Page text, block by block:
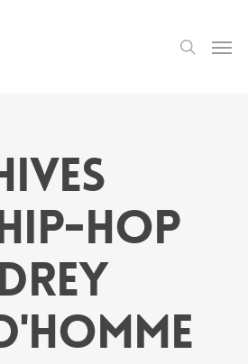
search
HOP